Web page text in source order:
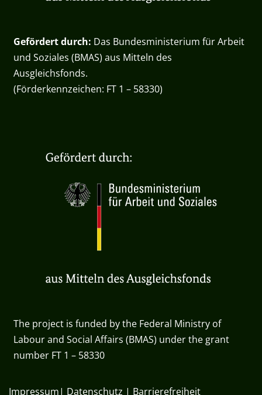
Gefördert durch: Das Bundesministerium für Arbeit
und Soziales (BMAS) aus Mitteln des
Ausgleichsfonds.
(Förderkennzeichen: FT 1 – 58330)
The project is funded by the Federal Ministry of
Labour and Social Affairs (BMAS) under the grant
number FT 1 – 58330
Impressum| Datenschutz | Barrierefreiheit